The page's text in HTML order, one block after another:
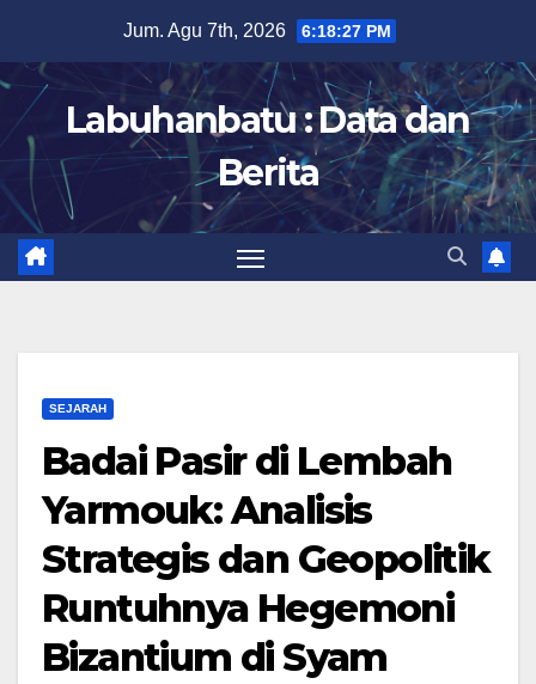
content
Jum. Agu 7th, 2026 6:18:28 PM
Labuhanbatu : Data dan
Berita
SEJARAH
Badai Pasir di Lembah
Yarmouk: Analisis
Strategis dan Geopolitik
Runtuhnya Hegemoni
Bizantium di Syam